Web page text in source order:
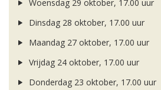
Woensdag 29 oktober, 17.00 uur
Dinsdag 28 oktober, 17.00 uur
Maandag 27 oktober, 17.00 uur
Vrijdag 24 oktober, 17.00 uur
Donderdag 23 oktober, 17.00 uur